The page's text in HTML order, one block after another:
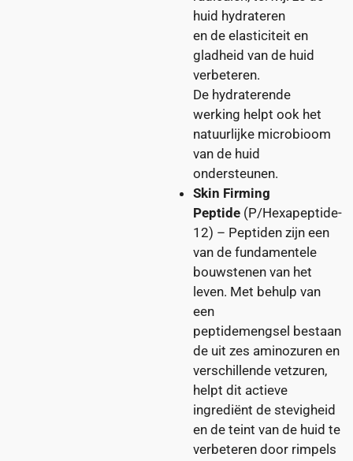
huid hydrateren
en de elasticiteit en
gladheid van de huid
verbeteren.
De hydraterende
werking helpt ook het
natuurlijke microbioom
van de huid
ondersteunen.
Skin Firming
Peptide(P/Hexapeptide-
12) – Peptiden zijn een
van de fundamentele
bouwstenen van het
leven. Met behulp van
een
peptidemengsel bestaan
de uit zes aminozuren en
verschillende vetzuren,
helpt dit actieve
ingrediënt de stevigheid
en de teint van de huid te
verbeteren door rimpels